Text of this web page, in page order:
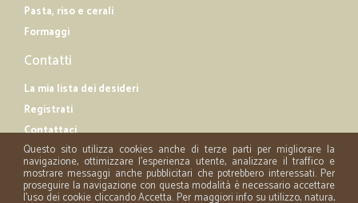
Pasta, riso e cerali
Formaggi
Contatti
La mia lista dei desideri
Registrati
Contattaci
Questo sito utilizza cookies anche di terze parti per migliorare la
navigazione, ottimizzare l'esperienza utente, analizzare il traffico e
mostrare messaggi anche pubblicitari che potrebbero interessati. Per
proseguire la navigazione con questa modalità è necessario accettare
l'uso dei cookie cliccando Accetta. Per maggiori info su utilizzo, natura,